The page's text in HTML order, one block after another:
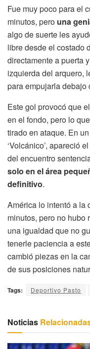
Fue muy poco para el
minutos, pero una
algo de suerte les
libre desde el costado
directamente a puerta
izquierda del arquero,
para empujarla debajo
Este gol provocó que
en el fondo, pero lo
tirado en ataque. En
‘Volcánico’, apareció
del encuentro
solo en el área
definitivo.
América lo intentó a la
minutos, pero no hubo
una igualdad que no
tenerle paciencia a
cambió piezas en la
de sus posiciones
Tags: Deportivo Pasto
Noticias